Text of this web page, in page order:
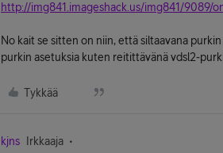
http://img841.imageshack.us/img841/9089/
No kait se sitten on niin, että siltaavana
purkin asetuksia kuten reitittävänä vdsl2-
Tykkää
kjns Irkkaaja